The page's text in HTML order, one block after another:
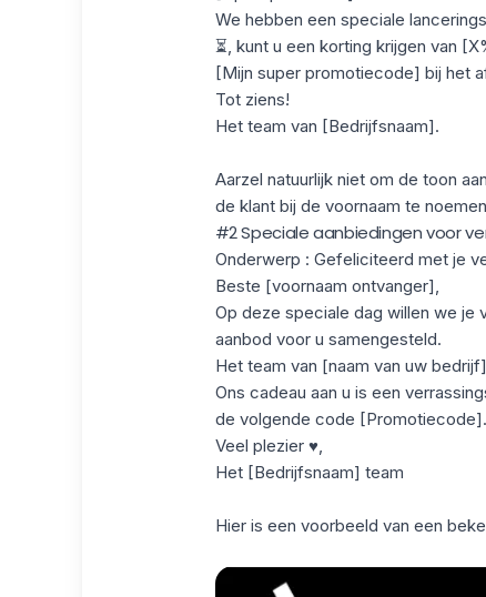
We hebben een speciale
⏳, kunt u een korting krijgen van
[Mijn super promotiecode] bij het
Tot ziens!
Het team van [Bedrijfsnaam].
Aarzel natuurlijk niet om de toon
de klant bij de voornaam te
#2 Speciale aanbiedingen voor
Onderwerp : Gefeliciteerd met je
Beste [voornaam ontvanger],
Op deze speciale dag willen we je
aanbod voor u samengesteld.
Het team van [naam van uw
Ons cadeau aan u is een
de volgende code
Veel plezier ♥,
Het [Bedrijfsnaam] team
Hier is een voorbeeld van een